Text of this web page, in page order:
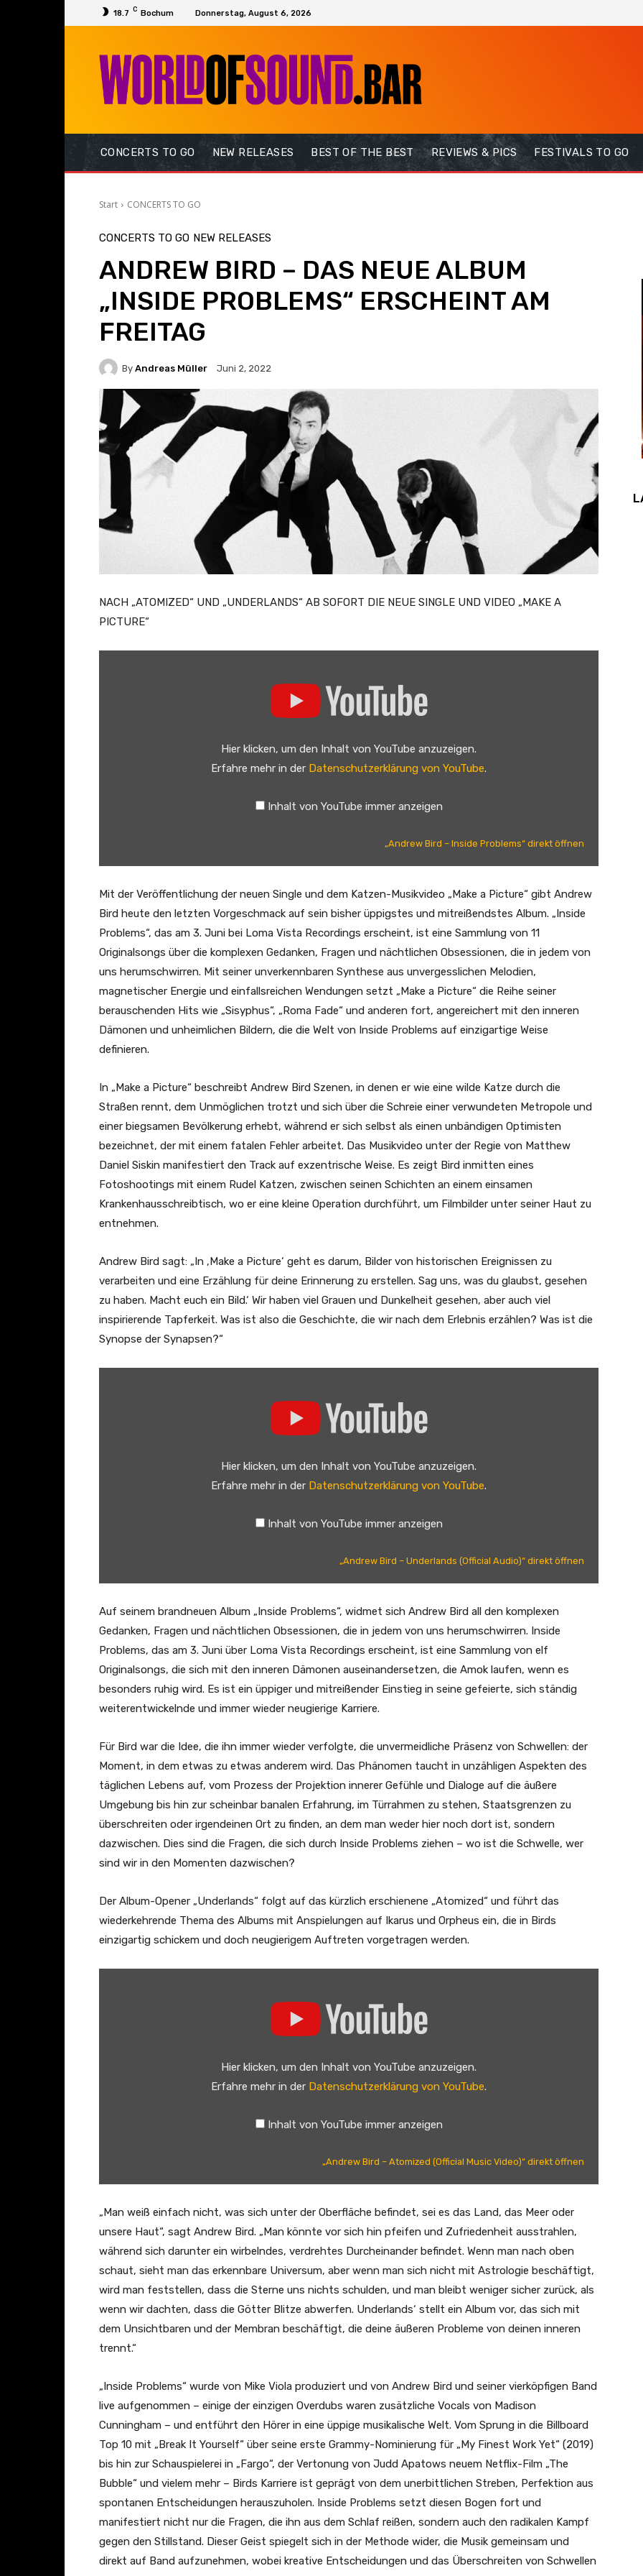
18.7 C Bochum Donnerstag, August 6, 2026
CONCERTS TO GO NEW RELEASES BEST OF THE BEST REVIEWS & PICS FESTIVALS TO GO
Start CONCERTS TO GO
CONCERTS TO GO NEW RELEASES
ANDREW BIRD – DAS NEUE ALBUM
„INSIDE PROBLEMS“ ERSCHEINT AM
FREITAG
By Andreas Müller Juni 2, 2022
NACH „ATOMIZED“ UND „UNDERLANDS“ AB SOFORT DIE NEUE SINGLE UND VIDEO „MAKE A
PICTURE“
I
n
s
i
d
e
P
r
o
l
e
m
s
“
v
o
n
o
u
T
u
b
Hier klicken, um den Inhalt von YouTube anzuzeigen.
Erfahre mehr in der Datenschutzerklärung von YouTube.
Inhalt von YouTube immer anzeigen
„Andrew Bird – Inside Problems“ direkt öffnen
Mit der Veröffentlichung der neuen Single und dem Katzen-Musikvideo „Make a Picture“ gibt Andrew
Bird heute den letzten Vorgeschmack auf sein bisher üppigstes und mitreißendstes Album. „Inside
Problems“, das am 3. Juni bei Loma Vista Recordings erscheint, ist eine Sammlung von 11
Originalsongs über die komplexen Gedanken, Fragen und nächtlichen Obsessionen, die in jedem von
uns herumschwirren. Mit seiner unverkennbaren Synthese aus unvergesslichen Melodien,
magnetischer Energie und einfallsreichen Wendungen setzt „Make a Picture“ die Reihe seiner
berauschenden Hits wie „Sisyphus“, „Roma Fade“ und anderen fort, angereichert mit den inneren
Dämonen und unheimlichen Bildern, die die Welt von Inside Problems auf einzigartige Weise
definieren.
In „Make a Picture“ beschreibt Andrew Bird Szenen, in denen er wie eine wilde Katze durch die
Straßen rennt, dem Unmöglichen trotzt und sich über die Schreie einer verwundeten Metropole und
einer biegsamen Bevölkerung erhebt, während er sich selbst als einen unbändigen Optimisten
bezeichnet, der mit einem fatalen Fehler arbeitet. Das Musikvideo unter der Regie von Matthew
Daniel Siskin manifestiert den Track auf exzentrische Weise. Es zeigt Bird inmitten eines
Fotoshootings mit einem Rudel Katzen, zwischen seinen Schichten an einem einsamen
Krankenhausschreibtisch, wo er eine kleine Operation durchführt, um Filmbilder unter seiner Haut zu
entnehmen.
Andrew Bird sagt: „In ‚Make a Picture‘ geht es darum, Bilder von historischen Ereignissen zu
verarbeiten und eine Erzählung für deine Erinnerung zu erstellen. Sag uns, was du glaubst, gesehen
zu haben. Macht euch ein Bild.‘ Wir haben viel Grauen und Dunkelheit gesehen, aber auch viel
inspirierende Tapferkeit. Was ist also die Geschichte, die wir nach dem Erlebnis erzählen? Was ist die
Synopse der Synapsen?“
U
n
d
e
r
l
n
d
s
(
O
f
f
c
i
a
T
u
b
e
a
n
z
i
g
e
n
Hier klicken, um den Inhalt von YouTube anzuzeigen.
Erfahre mehr in der Datenschutzerklärung von YouTube.
Inhalt von YouTube immer anzeigen
„Andrew Bird – Underlands (Official Audio)“ direkt öffnen
Auf seinem brandneuen Album „Inside Problems“, widmet sich Andrew Bird all den komplexen
Gedanken, Fragen und nächtlichen Obsessionen, die in jedem von uns herumschwirren. Inside
Problems, das am 3. Juni über Loma Vista Recordings erscheint, ist eine Sammlung von elf
Originalsongs, die sich mit den inneren Dämonen auseinandersetzen, die Amok laufen, wenn es
besonders ruhig wird. Es ist ein üppiger und mitreißender Einstieg in seine gefeierte, sich ständig
weiterentwickelnde und immer wieder neugierige Karriere.
Für Bird war die Idee, die ihn immer wieder verfolgte, die unvermeidliche Präsenz von Schwellen: der
Moment, in dem etwas zu etwas anderem wird. Das Phänomen taucht in unzähligen Aspekten des
täglichen Lebens auf, vom Prozess der Projektion innerer Gefühle und Dialoge auf die äußere
Umgebung bis hin zur scheinbar banalen Erfahrung, im Türrahmen zu stehen, Staatsgrenzen zu
überschreiten oder irgendeinen Ort zu finden, an dem man weder hier noch dort ist, sondern
dazwischen. Dies sind die Fragen, die sich durch Inside Problems ziehen – wo ist die Schwelle, wer
sind wir in den Momenten dazwischen?
Der Album-Opener „Underlands“ folgt auf das kürzlich erschienene „Atomized“ und führt das
wiederkehrende Thema des Albums mit Anspielungen auf Ikarus und Orpheus ein, die in Birds
einzigartig schickem und doch neugierigem Auftreten vorgetragen werden.
A
t
o
m
i
z
e
d
O
f
f
i
c
i
a
l
M
u
Hier klicken, um den Inhalt von YouTube anzuzeigen.
Erfahre mehr in der Datenschutzerklärung von YouTube.
Inhalt von YouTube immer anzeigen
„Andrew Bird – Atomized (Official Music Video)“ direkt öffnen
„Man weiß einfach nicht, was sich unter der Oberfläche befindet, sei es das Land, das Meer oder
unsere Haut“, sagt Andrew Bird. „Man könnte vor sich hin pfeifen und Zufriedenheit ausstrahlen,
während sich darunter ein wirbelndes, verdrehtes Durcheinander befindet. Wenn man nach oben
schaut, sieht man das erkennbare Universum, aber wenn man sich nicht mit Astrologie beschäftigt,
wird man feststellen, dass die Sterne uns nichts schulden, und man bleibt weniger sicher zurück, als
wenn wir dachten, dass die Götter Blitze abwerfen. Underlands‘ stellt ein Album vor, das sich mit
dem Unsichtbaren und der Membran beschäftigt, die deine äußeren Probleme von deinen inneren
trennt.“
„Inside Problems“ wurde von Mike Viola produziert und von Andrew Bird und seiner vierköpfigen Band
live aufgenommen – einige der einzigen Overdubs waren zusätzliche Vocals von Madison
Cunningham – und entführt den Hörer in eine üppige musikalische Welt. Vom Sprung in die Billboard
Top 10 mit „Break It Yourself“ über seine erste Grammy-Nominierung für „My Finest Work Yet“ (2019)
bis hin zur Schauspielerei in „Fargo“, der Vertonung von Judd Apatows neuem Netflix-Film „The
Bubble“ und vielem mehr – Birds Karriere ist geprägt von dem unerbittlichen Streben, Perfektion aus
spontanen Entscheidungen herauszuholen. Inside Problems setzt diesen Bogen fort und
manifestiert nicht nur die Fragen, die ihn aus dem Schlaf reißen, sondern auch den radikalen Kampf
gegen den Stillstand. Dieser Geist spiegelt sich in der Methode wider, die Musik gemeinsam und
direkt auf Band aufzunehmen, wobei kreative Entscheidungen und das Überschreiten von Schwellen